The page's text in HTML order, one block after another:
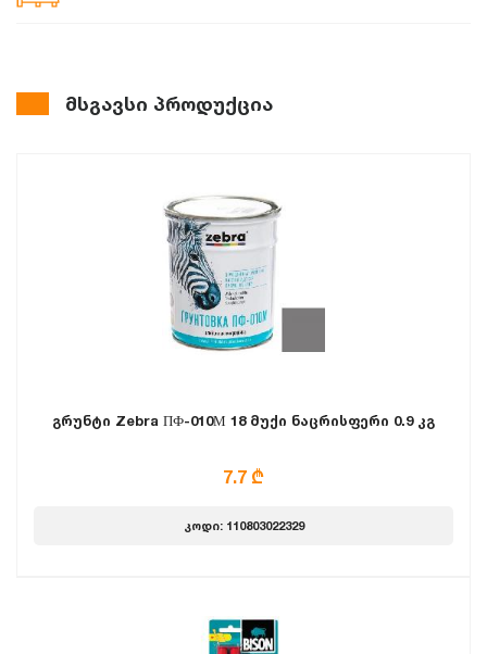
მსგავსი პროდუქცია
გრუნტი Zebra ПФ-010М 18 მუქი ნაცრისფერი 0.9 კგ
7.7 ₾
კოდი: 110803022329